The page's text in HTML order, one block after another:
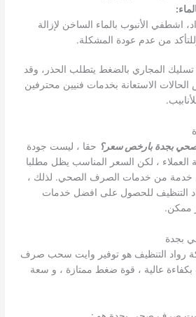
اشطفي الأنبوب بالماء الساخن لإزالة
من عدم عودة المشكلة.
المجاري بالضغط يتطلب الحذر، وقد
الاستعانة بخدمات فنيين محترفين
بجدة بارخص سعر؟ حقا ، ليست جودة
العملاء ، لكن السعر المناسب يظل مطلبا
خدمة من خدمات الصرف الصحي. لذلك ،
التنظيف للحصول على افضل خدمات
ممكن.
رواد التنظيف هو توفير وايت سحب صرف
عالية ، قوة ضغط ممتازة ، و سعة